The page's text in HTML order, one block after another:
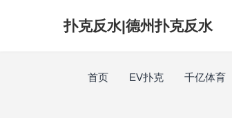
扑克反水|德州扑克反水
首页 EV扑克 千亿体育